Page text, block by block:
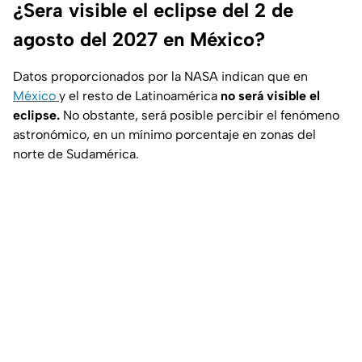
¿Sera visible el eclipse del 2 de
agosto del 2027 en México?
Datos proporcionados por la NASA indican que en
México y el resto de Latinoamérica no será visible el
eclipse. No obstante, será posible percibir el fenómeno
astronómico, en un mínimo porcentaje en zonas del
norte de Sudamérica.